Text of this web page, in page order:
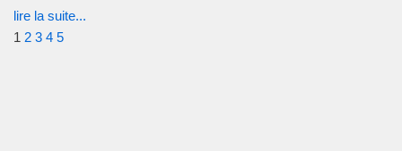
lire la suite...
1 2 3 4 5